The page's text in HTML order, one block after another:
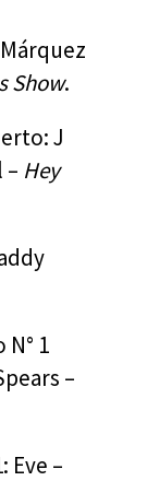
Show.
J
– Hey
1
–
Eve –